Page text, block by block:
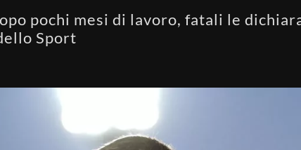
pochi mesi di lavoro, fatali le
Sport